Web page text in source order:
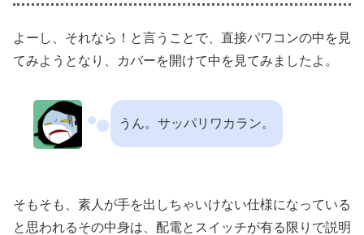
よーし、それなら！と言うことで、直接パワコンの中を見
てみようとなり、カバーを開けて中を見てみましたよ。
うん。サッパリワカラン。
そもそも、素人が手を出しちゃいけない仕様になっている
と思われるその中身は、配電とスイッチが有る限りで説明